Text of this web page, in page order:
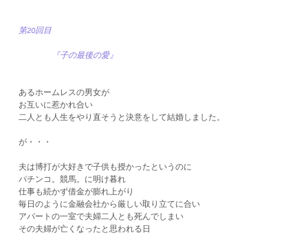
第20回目
『子の最後の愛』
あるホームレスの男女が
お互いに惹かれ合い
二人とも人生をやり直そうと決意をして結婚しました。
が・・・
夫は博打が大好きで子供も授かったというのに
パチンコ。競馬。に明け暮れ
仕事も続かず借金が膨れ上がり
​毎日のように金融会社から厳しい取り立てに合い
アパートの一室で夫婦二人とも死んでしまい
その夫婦が亡くなったと思われる日